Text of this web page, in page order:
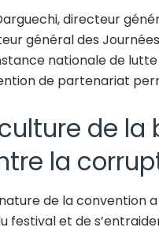
directeur
général des
nationale de
de partenariat
de
la
de la convention
festival et de